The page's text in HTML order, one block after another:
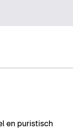
en puristisch